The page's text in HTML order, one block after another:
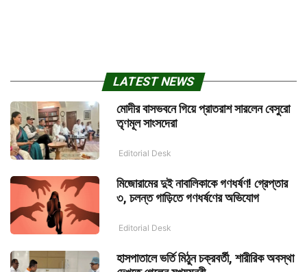
LATEST NEWS
মোদীর বাসভবনে গিয়ে প্রাতরাশ সারলেন বেসুরো
তৃণমূল সাংসদেরা
Editorial Desk
মিজোরামের দুই নাবালিকাকে গণধর্ষণ! গ্রেপ্তার
৩, চলন্ত গাড়িতে গণধর্ষণের অভিযোগ
Editorial Desk
হাসপাতালে ভর্তি মিঠুন চক্রবর্তী, শারীরিক অবস্থা